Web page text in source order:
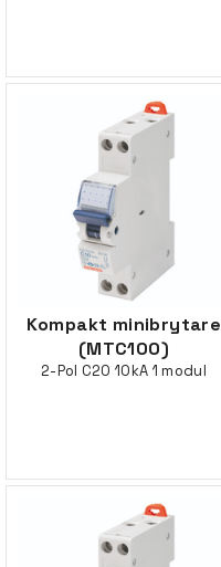
Kompakt minibrytare
(MTC100)
2-Pol C20 10kA 1 modul